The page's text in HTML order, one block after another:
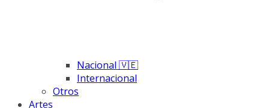
Nacional 🇻🇪
Internacional
Otros
Artes